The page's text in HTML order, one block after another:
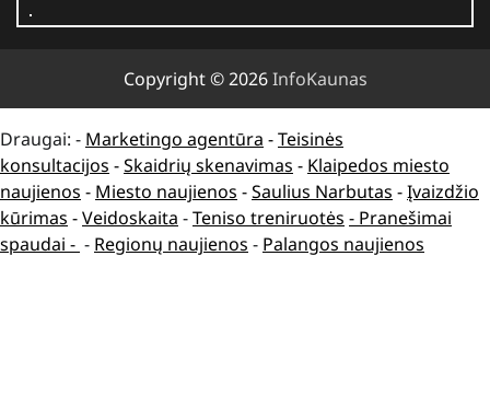
Copyright © 2026InfoKaunas
Draugai: - Marketingo agentūra -Teisinės
konsultacijos -Skaidrių skenavimas - Klaipedos miesto
naujienos - Miesto naujienos -Saulius Narbutas -Įvaizdžio
kūrimas -Veidoskaita -Teniso treniruotės - Pranešimai
spaudai - - Regionų naujienos - Palangos naujienos